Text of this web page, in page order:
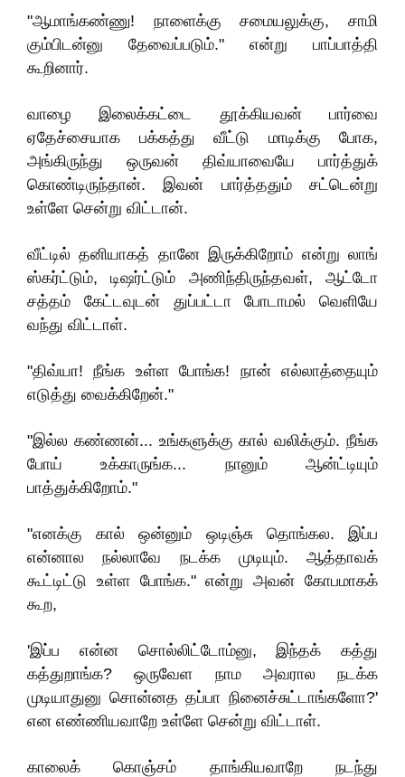
"ஆமாங்கண்ணு! நாளைக்கு சமையலுக்கு, சாமி
கும்பிடன்னு தேவைப்படும்." என்று பாப்பாத்தி
கூறினார்.
வாழை இலைக்கட்டை தூக்கியவன் பார்வை
ஏதேச்சையாக பக்கத்து வீட்டு மாடிக்கு போக,
அங்கிருந்து ஒருவன் திவ்யாவையே பார்த்துக்
கொண்டிருந்தான். இவன் பார்த்ததும் சட்டென்று
உள்ளே சென்று விட்டான்.
வீட்டில் தனியாகத் தானே இருக்கிறோம் என்று லாங்
ஸ்கர்ட்டும், டிஷர்ட்டும் அணிந்திருந்தவள், ஆட்டோ
சத்தம் கேட்டவுடன் துப்பட்டா போடாமல் வெளியே
வந்து விட்டாள்.
"திவ்யா! நீங்க உள்ள போங்க! நான்‌ எல்லாத்தையும்
எடுத்து வைக்கிறேன்."
"இல்ல கண்ணன்... உங்களுக்கு கால் வலிக்கும். நீங்க
போய் உக்காருங்க... நானும் ஆன்ட்டியும்
பாத்துக்கிறோம்."
"எனக்கு கால் ஒன்னும் ஒடிஞ்சு தொங்கல. இப்ப
என்னால நல்லாவே நடக்க முடியும். ஆத்தாவக்
கூட்டிட்டு உள்ள‌ போங்க." என்று அவன் கோபமாகக்
கூற,
'இப்ப என்ன சொல்லிட்டோம்னு, இந்தக் கத்து
கத்துறாங்க? ஒருவேள நாம அவரால நடக்க
முடியாதுனு சொன்னத தப்பா நினைச்சுட்டாங்களோ?'
என எண்ணியவாறே உள்ளே சென்று விட்டாள்.
காலைக் கொஞ்சம் தாங்கியவாறே நடந்து